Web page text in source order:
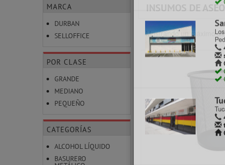
MARCA
DURBAN
SELLOFFICE
POR CLASE
GRANDE
MEDIANO
PEQUEÑO
CATEGORÍAS
ALCOHOL LÍQUIDO
BASURERO
INSUMOS DE ASEO
Mostrando un máximo